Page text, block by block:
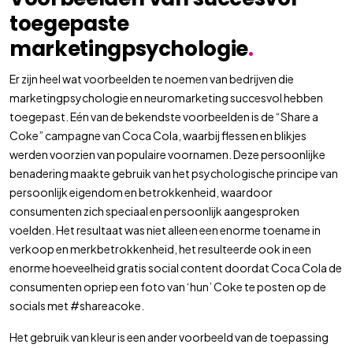
toegepaste
marketingpsychologie.
Er zijn heel wat voorbeelden te noemen van bedrijven die
marketingpsychologie en neuromarketing succesvol hebben
toegepast. Eén van de bekendste voorbeelden is de “Share a
Coke” campagne van Coca Cola, waarbij flessen en blikjes
werden voorzien van populaire voornamen. Deze persoonlijke
benadering maakte gebruik van het psychologische principe van
persoonlijk eigendom en betrokkenheid, waardoor
consumenten zich speciaal en persoonlijk aangesproken
voelden. Het resultaat was niet alleen een enorme toename in
verkoop en merkbetrokkenheid, het resulteerde ook in een
enorme hoeveelheid gratis social content doordat Coca Cola de
consumenten opriep een foto van ‘hun’ Coke te posten op de
socials met #shareacoke.
Het gebruik van kleur is een ander voorbeeld van de toepassing